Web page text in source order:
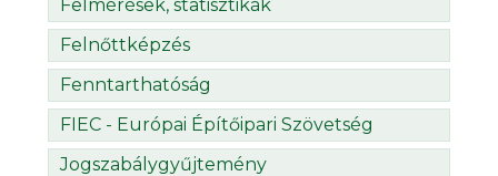
Felmérések, statisztikák
Felnőttképzés
Fenntarthatóság
FIEC - Európai Építőipari Szövetség
Jogszabálygyűjtemény